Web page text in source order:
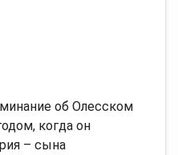
об Олесском
когда он
– сына